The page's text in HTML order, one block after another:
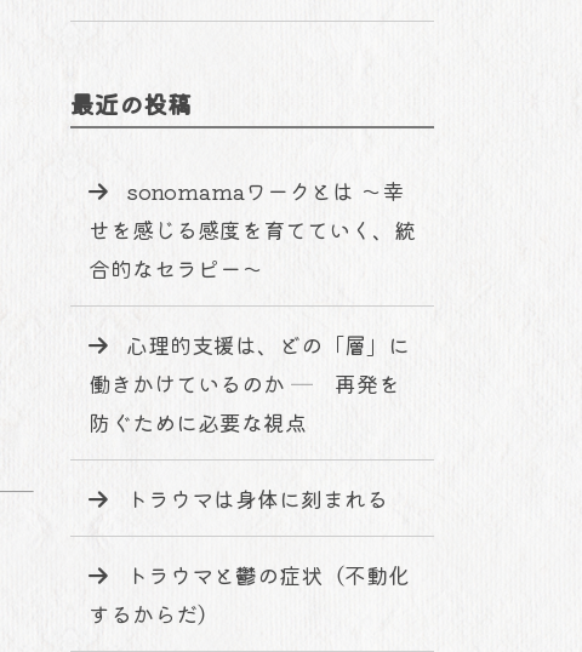
最近の投稿
sonomamaワークとは 〜幸
せを感じる感度を育てていく、統
合的なセラピー〜
心理的支援は、どの「層」に
働きかけているのか ─ 再発を
防ぐために必要な視点
トラウマは身体に刻まれる
トラウマと鬱の症状（不動化
するからだ）